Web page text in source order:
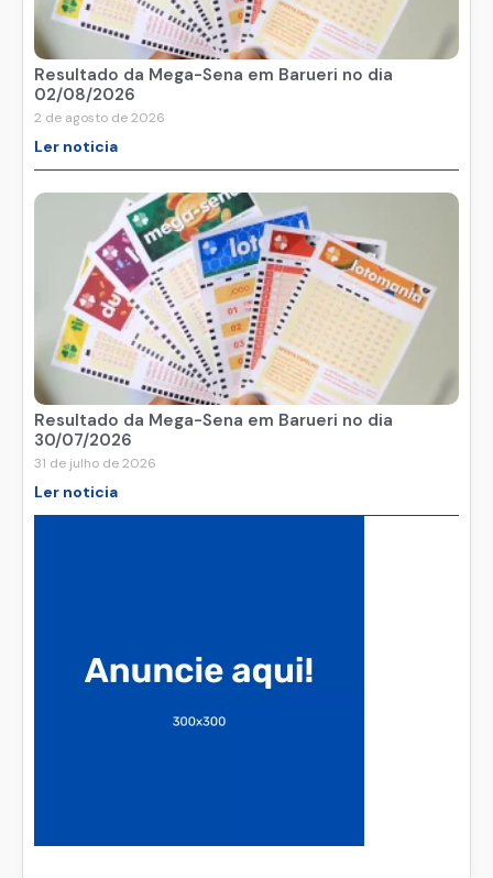
Resultado da Mega-Sena em Barueri no dia
02/08/2026
2 de agosto de 2026
Ler noticia
Resultado da Mega-Sena em Barueri no dia
30/07/2026
31 de julho de 2026
Ler noticia